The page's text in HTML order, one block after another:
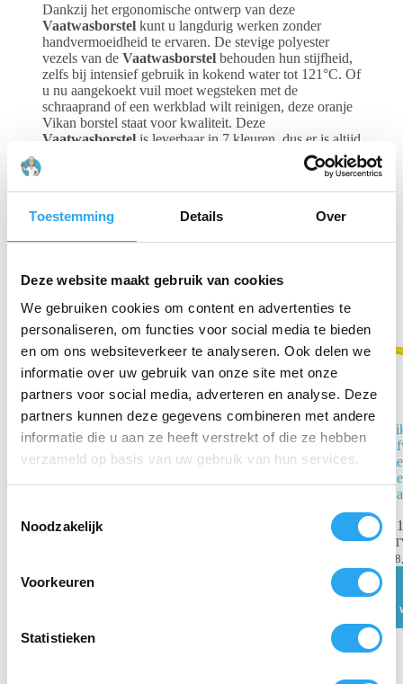
Toestemming Details Over
Deze website maakt gebruik van cookies
We gebruiken cookies om content en advertenties te
personaliseren, om functies voor social media te bieden
en om ons websiteverkeer te analyseren. Ook delen we
informatie over uw gebruik van onze site met onze
partners voor social media, adverteren en analyse. Deze
partners kunnen deze gegevens combineren met andere
informatie die u aan ze heeft verstrekt of die ze hebben
verzameld op basis van uw gebruik van hun services.
Noodzakelijk
Voorkeuren
Statistieken
Dankzij het ergonomische ontwerp van deze
Vaatwasborstelkunt u langdurig werken zonder
handvermoeidheid te ervaren. De stevige polyester
vezels van de Vaatwasborstelbehouden hun stijfheid,
zelfs bij intensief gebruik in kokend water tot 121°C. Of
u nu aangekoekt vuil moet wegsteken met de
schraaprand of een werkblad wilt reinigen, deze oranje
Vikan borstel staat voor kwaliteit. Deze
Vaatwasborstelis leverbaar in 7 kleuren, dus er is altijd
een geschikt exemplaar voor uw kleurgecodeerde
Gerelateerde producten
Afwasborstel
met korte steel